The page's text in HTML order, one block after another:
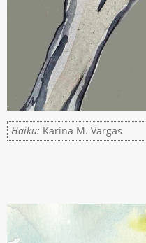
Haiku: Karina M. Vargas